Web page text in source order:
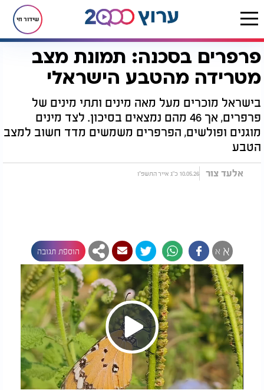
שידור חי
דף הבית יהדות נפלאות הבריאה פרפרים בסכנה: תמונת מצב מטרידה מהטבע הישראלי
פרפרים בסכנה: תמונת מצב
מטרידה מהטבע הישראלי
בישראל מוכרים מעל מאה מינים ותתי מינים של
פרפרים, אך 46 מהם נמצאים בסיכון. לצד מינים
מוגנים ופולשים, הפרפרים משמשים מדד חשוב למצב
הטבע
אלעד צור 10.05.26 כ"ג אייר התשפ"ו
א א הוספת תגובה
Play